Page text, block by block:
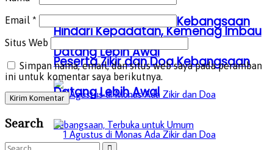
Peserta Zikir dan Doa Kebangsaan
Datang Lebih Awal
Hindari Kepadatan, Kemenag Imbau
Peserta Zikir dan Doa Kebangsaan
Datang Lebih Awal
Email *
Situs Web
Simpan nama, email, dan situs web saya pada peramban
ini untuk komentar saya berikutnya.
Search